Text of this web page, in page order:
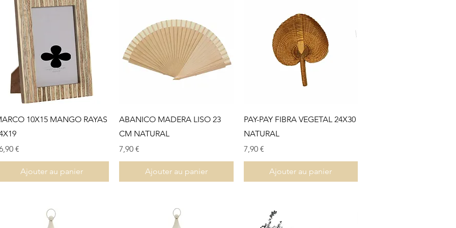
Aperçu rapide
10X15 MANGO RAYAS
€
Ajouter au panier
Aperçu rapide
ABANICO MADERA LISO 23
CM NATURAL
Prix
7,90 €
Ajouter au panier
Aperçu rapide
PAY-PAY FIBRA VEGETAL 24X30
NATURAL
Prix
7,90 €
Ajouter au panier